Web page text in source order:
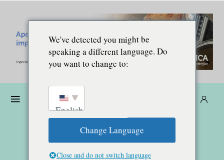
We've detected you might be
speaking a different language. Do
you want to change to:
English
Change Language
Close and do not switch language